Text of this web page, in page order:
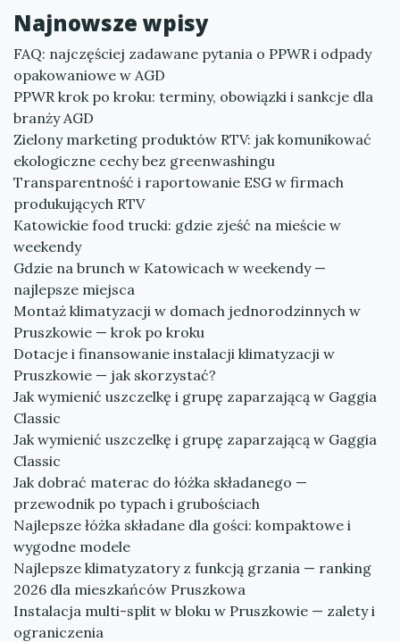
Najnowsze wpisy
FAQ: najczęściej zadawane pytania o PPWR i odpady
opakowaniowe w AGD
PPWR krok po kroku: terminy, obowiązki i sankcje dla
branży AGD
Zielony marketing produktów RTV: jak komunikować
ekologiczne cechy bez greenwashingu
Transparentność i raportowanie ESG w firmach
produkujących RTV
Katowickie food trucki: gdzie zjeść na mieście w
weekendy
Gdzie na brunch w Katowicach w weekendy —
najlepsze miejsca
Montaż klimatyzacji w domach jednorodzinnych w
Pruszkowie — krok po kroku
Dotacje i finansowanie instalacji klimatyzacji w
Pruszkowie — jak skorzystać?
Jak wymienić uszczelkę i grupę zaparzającą w Gaggia
Classic
Jak wymienić uszczelkę i grupę zaparzającą w Gaggia
Classic
Jak dobrać materac do łóżka składanego —
przewodnik po typach i grubościach
Najlepsze łóżka składane dla gości: kompaktowe i
wygodne modele
Najlepsze klimatyzatory z funkcją grzania — ranking
2026 dla mieszkańców Pruszkowa
Instalacja multi-split w bloku w Pruszkowie — zalety i
ograniczenia